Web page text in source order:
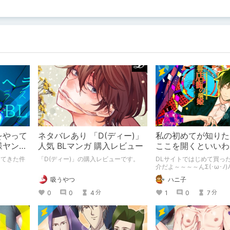
って
ンデ
きた件
ネタバレあり 「D(ディー)」
人気 BLマンガ 購入レビュー
「D(ディー)」の購入レビューです。
吸うやつ
0
0 4 分
私の初めてが知り
ここを開くといいわ
DLサイトではじめて買っ
介だよ～～～～んΣ(･ω･ﾉ)
ハニ子
1
0 7 分